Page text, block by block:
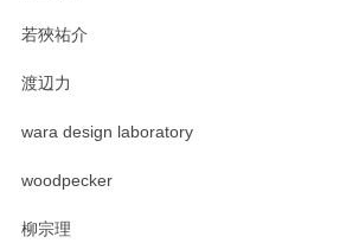
若狹祐介
渡辺力
wara design laboratory
woodpecker
柳宗理